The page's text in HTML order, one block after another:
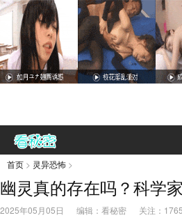
首页 > 灵异恐怖 >
幽灵真的存在吗？科学
2025年05月05日 编辑：看秘密 关注： 1765